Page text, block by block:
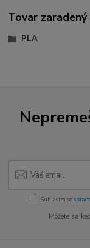
Tovar
PLA
Súhlasím so
Môžete sa